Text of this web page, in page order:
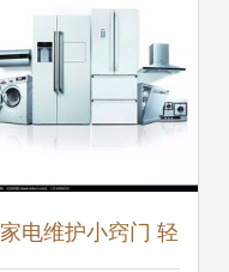
家电维护小窍门 轻